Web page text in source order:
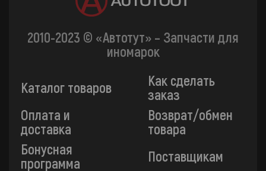
2010-2023 © «Автотут» – Запчасти для
иномарок
Каталог товаров
Как сделать
заказ
Оплата и
доставка
Возврат/обмен
товара
Бонусная
программа
Поставщикам